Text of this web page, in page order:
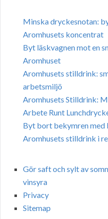
Minska dryckesnotan:
Aromhusets koncentrat
Byt läskvagnen mot en
Aromhuset
Aromhusets stilldrink:
arbetsmiljö
Aromhusets Stilldrink:
Arbete Runt
Byt bort bekymren med
Aromhusets stilldrink i
Gör saft och sylt av
vinsyra
Privacy
Sitemap